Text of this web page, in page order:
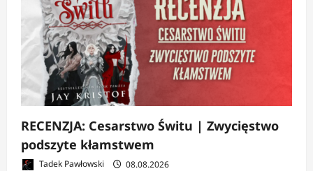
RECENZJA: Cesarstwo Świtu | Zwycięstwo
podszyte kłamstwem
Tadek Pawłowski 08.08.2026